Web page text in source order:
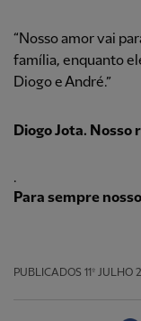
“Nosso amor vai
família, enquanto
Diogo e André.”
Diogo Jota. Nosso
.
Para sempre
PUBLICADOS 11º JULHO